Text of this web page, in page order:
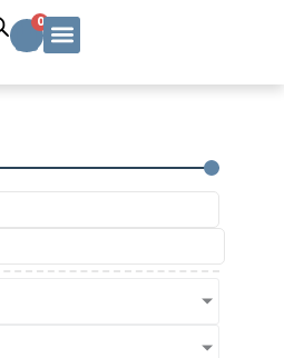
0
Carrito